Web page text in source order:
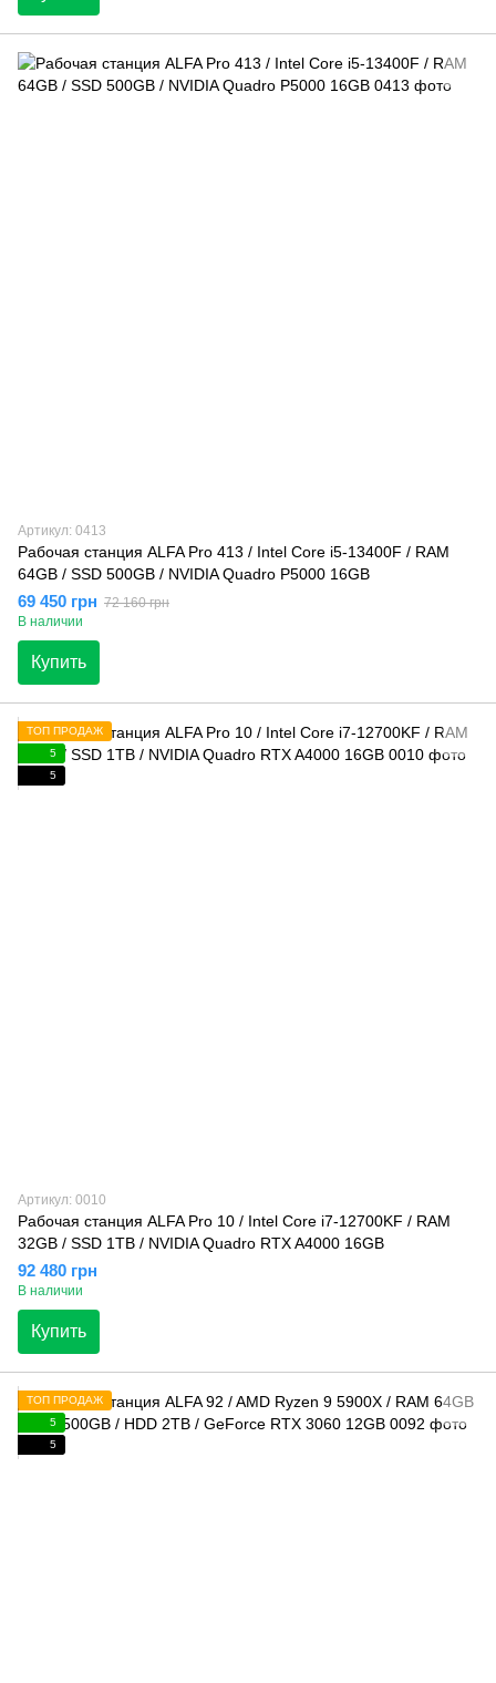
Артикул: 0413
Рабочая станция ALFA Pro 413 / Intel Core i5-13400F / RAM
64GB / SSD 500GB / NVIDIA Quadro P5000 16GB
69 450 грн 72 160 грн
В наличии
Купить
ТОП ПРОДАЖ
5
5
Артикул: 0010
Рабочая станция ALFA Pro 10 / Intel Core i7-12700KF / RAM
32GB / SSD 1TB / NVIDIA Quadro RTX A4000 16GB
92 480 грн
В наличии
Купить
ТОП ПРОДАЖ
5
5